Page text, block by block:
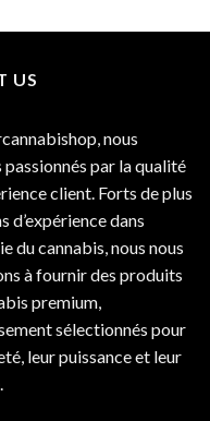
US
nous
passionnés par la qualité
client. Forts de plus
d’expérience dans
ducannabis, nous nous
à fournir des produits
premium,
sélectionnés pour
leur puissance et leur